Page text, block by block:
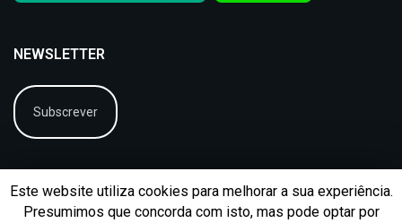
NEWSLETTER
Subscrever
Este website utiliza cookies para melhorar a sua experiência.
Presumimos que concorda com isto, mas pode optar por